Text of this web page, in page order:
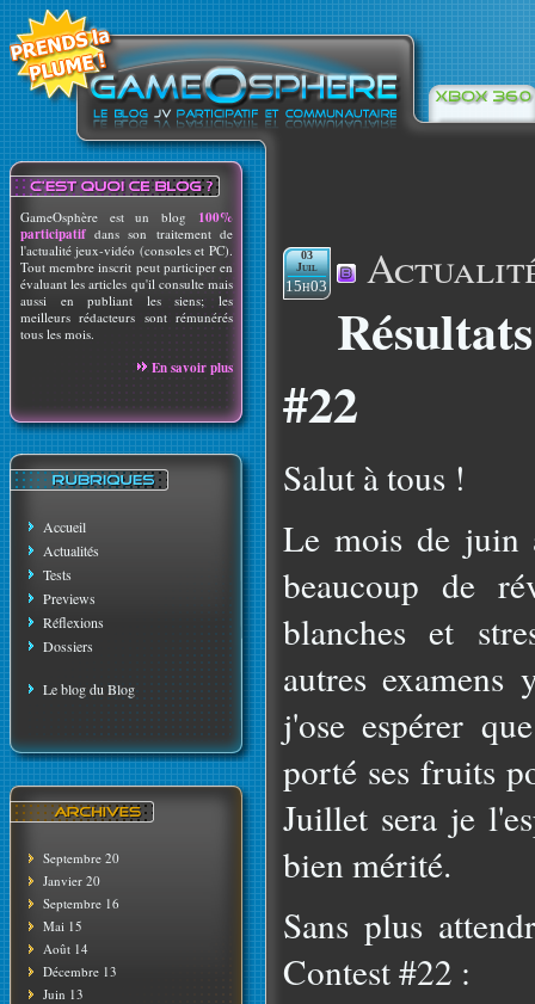
GameOsphère est un blog 100%
participatif dans son traitement de
l'actualité jeux-vidéo (consoles et PC).
Tout membre inscrit peut participer en
évaluant les articles qu'il consulte mais
aussi en publiant les siens; les
meilleurs rédacteurs sont rémunérés
tous les mois.
En savoir plus
Accueil
Actualités
Tests
Previews
Réflexions
Dossiers
Le blog du Blog
Septembre 20
Janvier 20
Septembre 16
Mai 15
Août 14
Décembre 13
Juin 13
03
Juil
15h03
#22
Salut à tous !
Le mois de juin
beaucoup de
blanches et
autres
j'ose espérer
porté ses fruits
Juillet sera je
bien mérité.
Sans plus
Contest #22 :